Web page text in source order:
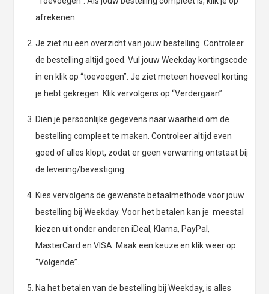
afrekenen.
Je ziet nu een overzicht van jouw bestelling. Controleer
de bestelling altijd goed. Vul jouw Weekday kortingscode
in en klik op “toevoegen”. Je ziet meteen hoeveel korting
je hebt gekregen. Klik vervolgens op “Verdergaan”.
Dien je persoonlijke gegevens naar waarheid om de
bestelling compleet te maken. Controleer altijd even
goed of alles klopt, zodat er geen verwarring ontstaat bij
de levering/bevestiging.
Kies vervolgens de gewenste betaalmethode voor jouw
bestelling bij Weekday. Voor het betalen kan je meestal
kiezen uit onder anderen iDeal, Klarna, PayPal,
MasterCard en VISA. Maak een keuze en klik weer op
“Volgende”.
Na het betalen van de bestelling bij Weekday, is alles